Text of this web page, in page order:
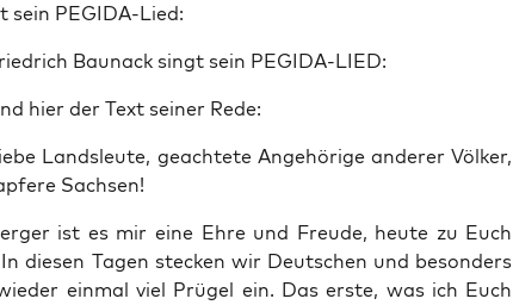
sein PEGIDA-Lied:
Bau­nack singt sein PEGIDA-LIED:
hier der Text sei­ner Rede:
Lands­leu­te, geach­te­te Ange­hö­ri­ge ande­rer Völ­ker,
Sachsen!
ist es mir eine Ehre und Freu­de, heu­te zu Euch
die­sen Tagen ste­cken wir Deut­schen und beson­ders
ein­mal viel Prü­gel ein. Das ers­te, was ich Euch